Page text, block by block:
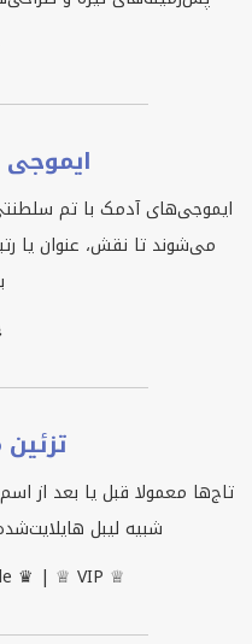
ایموجی‌های آدمک با تم
می‌شوند تا نقش، عنوان یا
تاج‌ها معمولا قبل یا بعد از
شبیه لیبل
♛ | ♕ VIP ♕